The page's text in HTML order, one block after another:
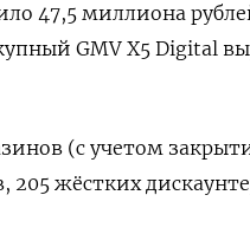
47,5 миллиона
GMV X5 Digital
(с учетом
205 жёстких